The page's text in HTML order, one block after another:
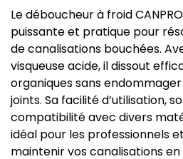
Le déboucheur à froid
puissante et pratique pour
de canalisations bouchées.
visqueuse acide, il dissout
organiques sans
joints. Sa facilité d’utilisation,
compatibilité avec divers
idéal pour les professionnels
maintenir vos canalisations